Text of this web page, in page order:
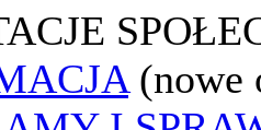
(nowe